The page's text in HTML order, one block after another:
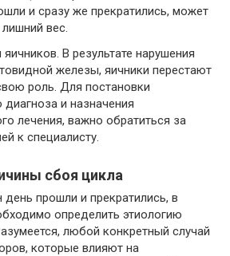
и сразу же прекратились, может
вес.
В результате нарушения
железы, яичники перестают
роль. Для постановки
диагноза и назначения
лечения, важно обратиться за
к специалисту.
сбоя цикла
прошли и прекратились, в
определить этиологию
любой конкретный случай
которые влияют на